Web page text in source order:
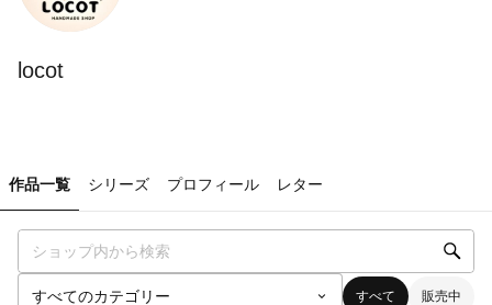
locot
作品一覧 シリーズ プロフィール レター
すべて 販売中